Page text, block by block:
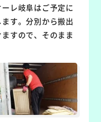
レ岐阜はご予定に
す。分別から搬出
すので、そのまま